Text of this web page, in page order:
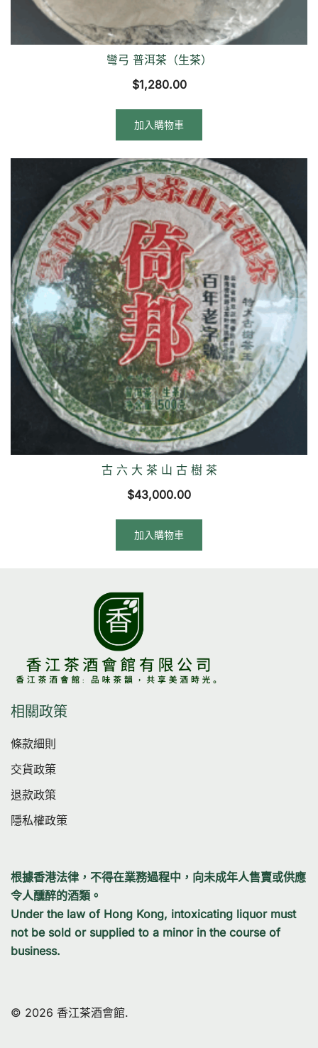
彎弓 普洱茶（生茶）
$1,280.00
加入購物車
古 六 大 茶 山 古 樹 茶
$43,000.00
加入購物車
相關政策
條款細則
交貨政策
退款政策
隱私權政策
根據香港法律，不得在業務過程中，向未成年人售賣或供應
令人醺醉的酒類。
Under the law of Hong Kong, intoxicating liquor must
not be sold or supplied to a minor in the course of
business.
© 2026 香江茶酒會館.